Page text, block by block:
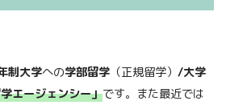
制大学への学部留学 （正規留学） /大学
エージェンシー」です。また最近では